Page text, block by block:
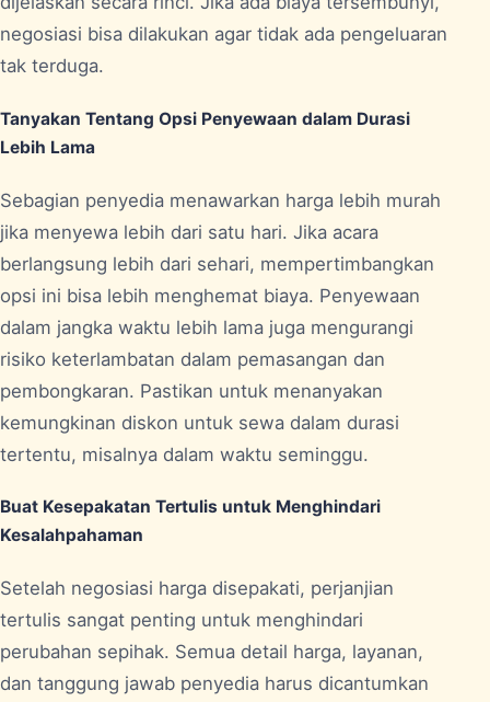
negosiasi bisa dilakukan agar tidak ada pengeluaran
tak terduga.
Tanyakan Tentang Opsi Penyewaan dalam Durasi
Lebih Lama
Sebagian penyedia menawarkan harga lebih murah
jika menyewa lebih dari satu hari. Jika acara
berlangsung lebih dari sehari, mempertimbangkan
opsi ini bisa lebih menghemat biaya. Penyewaan
dalam jangka waktu lebih lama juga mengurangi
risiko keterlambatan dalam pemasangan dan
pembongkaran. Pastikan untuk menanyakan
kemungkinan diskon untuk sewa dalam durasi
tertentu, misalnya dalam waktu seminggu.
Buat Kesepakatan Tertulis untuk Menghindari
Kesalahpahaman
Setelah negosiasi harga disepakati, perjanjian
tertulis sangat penting untuk menghindari
perubahan sepihak. Semua detail harga, layanan,
dan tanggung jawab penyedia harus dicantumkan